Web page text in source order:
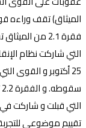
الميثاق) تقف وراءه
فقرة 2.1 من
التي شاركت نظام
التي قبلت و شاركت في
تقييم موضوعي